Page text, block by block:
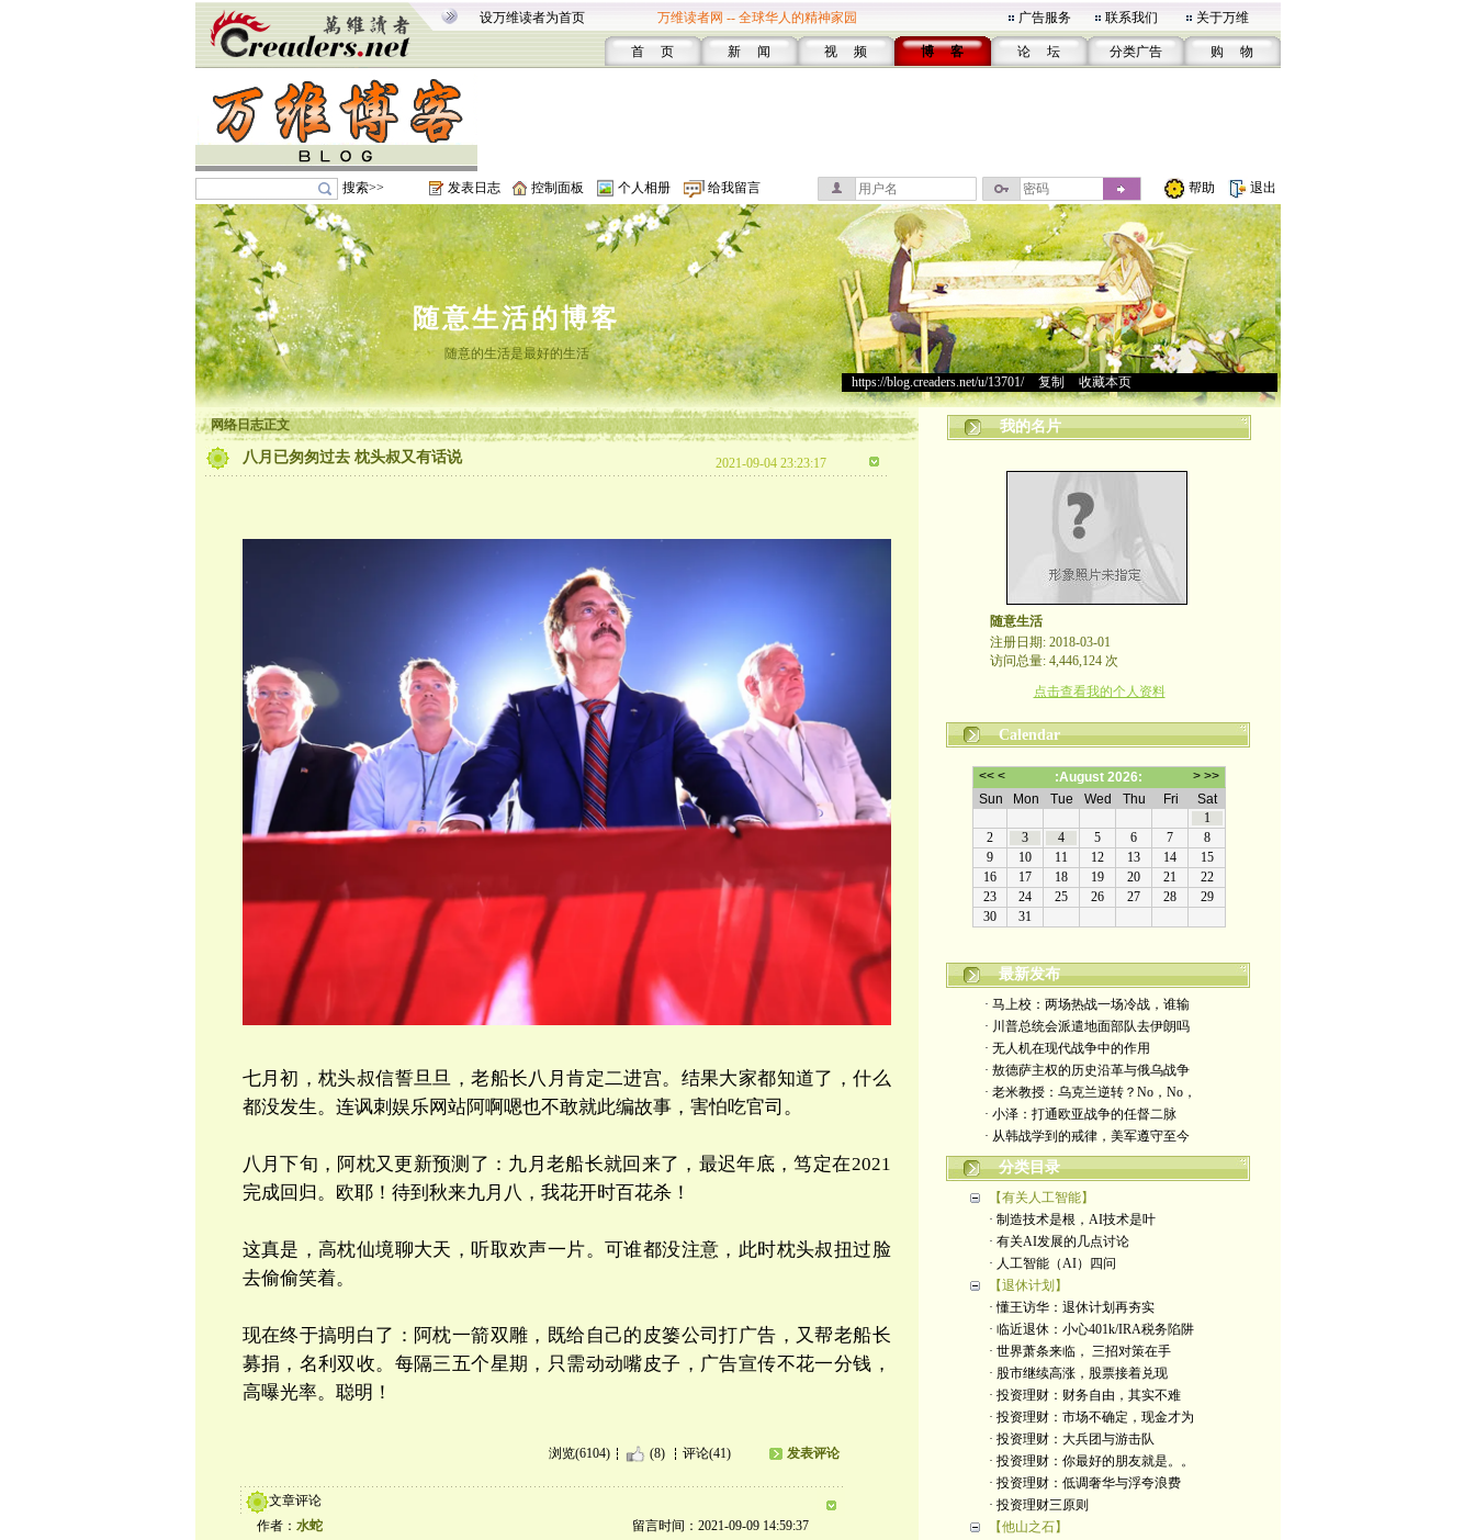
设万维读者为首页 万维读者网 -- 全球华人的精神家园 广告服务 联系我们 关于万维
首 页 新 闻 视 频 博 客 论 坛 分类广告 购 物
搜索>> 发表日志 控制面板 个人相册 给我留言 帮助 退出
随意生活的博客
随意的生活是最好的生活
https://blog.creaders.net/u/13701/> 复制 收藏本页
网络日志正文
八月已匆匆过去 枕头叔又有话说 2021-09-04 23:23:17
七月初，枕头叔信誓旦旦，老船长八月肯定二进宫。结果大家都知道了，什么
都没发生。连讽刺娱乐网站阿啊嗯也不敢就此编故事，害怕吃官司。
八月下旬，阿枕又更新预测了：九月老船长就回来了，最迟年底，笃定在2021
完成回归。欧耶！待到秋来九月八，我花开时百花杀！
这真是，高枕仙境聊大天，听取欢声一片。可谁都没注意，此时枕头叔扭过脸
去偷偷笑着。
现在终于搞明白了：阿枕一箭双雕，既给自己的皮篓公司打广告，又帮老船长
募捐，名利双收。每隔三五个星期，只需动动嘴皮子，广告宣传不花一分钱，
高曝光率。聪明！
浏览(6104) (8) 评论(41) 发表评论
文章评论
作者： 水蛇 留言时间：2021-09-09 14:59:37
我的名片
随意生活
注册日期: 2018-03-01
访问总量: 4,446,124 次
点击查看我的个人资料
Calendar
最新发布
· 马上校：两场热战一场冷战，谁输
· 川普总统会派遣地面部队去伊朗吗
· 无人机在现代战争中的作用
· 敖德萨主权的历史沿革与俄乌战争
· 老米教授：乌克兰逆转？No，No，
· 小泽：打通欧亚战争的任督二脉
· 从韩战学到的戒律，美军遵守至今
分类目录
【有关人工智能】
· 制造技术是根，AI技术是叶
· 有关AI发展的几点讨论
· 人工智能（AI）四问
【退休计划】
· 懂王访华：退休计划再夯实
· 临近退休：小心401k/IRA税务陷阱
· 世界萧条来临， 三招对策在手
· 股市继续高涨，股票接着兑现
· 投资理财：财务自由，其实不难
· 投资理财：市场不确定，现金才为
· 投资理财：大兵团与游击队
· 投资理财：你最好的朋友就是。。
· 投资理财：低调奢华与浮夸浪费
· 投资理财三原则
【他山之石】